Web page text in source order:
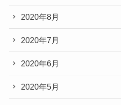
2020年8月
2020年7月
2020年6月
2020年5月